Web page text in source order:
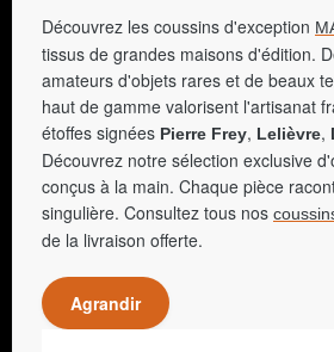
Découvrez les coussins d'exception
tissus de grandes maisons d'édition.
amateurs d'objets rares et de beaux
haut de gamme valorisent l'artisanat
étoffes signées Pierre Frey, Lelièvre,
Découvrez notre sélection exclusive
conçus à la main. Chaque pièce
singulière. Consultez tous nos
de la livraison offerte.
Agrandir